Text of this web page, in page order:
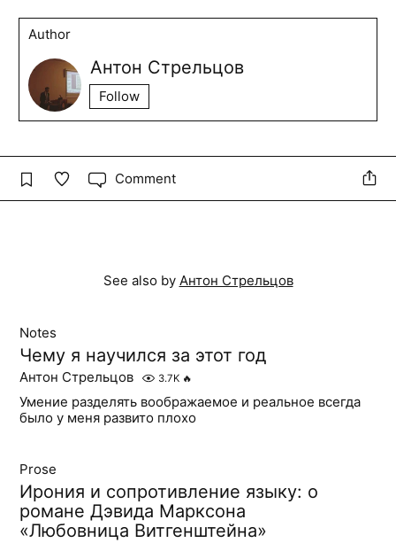
Author
Антон Стрельцов
Follow
Comment
See also by Антон Стрельцов
Notes
Чему я научился за этот год
Антон Стрельцов 3.7K 🔥
Умение разделять воображаемое и реальное всегда
было у меня развито плохо
Prose
Ирония и сопротивление языку: о
романе Дэвида Марксона
«Любовница Витгенштейна»